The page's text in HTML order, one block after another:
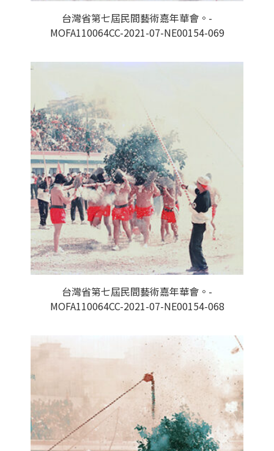
台灣省第七屆民間藝術嘉年華會。-
MOFA110064CC-2021-07-NE00154-069
台灣省第七屆民間藝術嘉年華會。-
MOFA110064CC-2021-07-NE00154-068